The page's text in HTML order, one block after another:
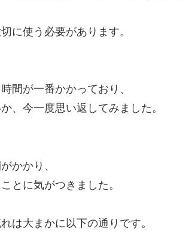
に使う必要があります。
間が一番かかっており、
、今一度思い返してみました。
かかり、
とに気がつきました。
は大まかに以下の通りです。